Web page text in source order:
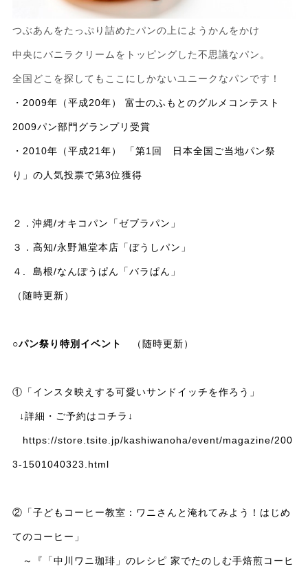
つぶあんをたっぷり詰めたパンの上にようかんをかけ
中央にバニラクリームをトッピングした不思議なパン。
全国どこを探してもここにしかないユニークなパンです！
・2009年（平成20年） 富士のふもとのグルメコンテスト
2009パン部門グランプリ受賞
・2010年（平成21年） 「第1回 日本全国ご当地パン祭
り」の人気投票で第3位獲得
２．沖縄/オキコパン「ゼブラパン」
３．高知/永野旭堂本店「ぼうしパン」
４. 島根/なんぽうぱん「バラぱん」
（随時更新）
○パン祭り特別イベント （随時更新）
①「インスタ映えする可愛いサンドイッチを作ろう」
↓詳細・ご予約はコチラ↓
https://store.tsite.jp/kashiwanoha/event/magazine/200
3-1501040323.html
②「子どもコーヒー教室：ワニさんと淹れてみよう！はじめ
てのコーヒー」
～『「中川ワニ珈琲」のレシピ 家でたのしむ手焙煎コーヒ